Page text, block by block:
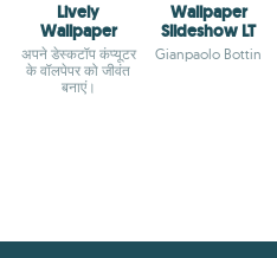
Lively
Wallpaper
अपने डेस्कटॉप कंप्यूटर
के वॉलपेपर को जीवंत
बनाएं।
Wallpaper
Slideshow LT
Gianpaolo Bottin